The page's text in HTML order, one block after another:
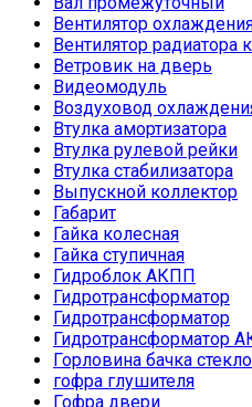
Вентилятор
Вентилятор радиатора
Ветровик на дверь
Видеомодуль
Воздуховод
Втулка амортизатора
Втулка рулевой рейки
Втулка стабилизатора
Выпускной коллектор
Габарит
Гайка колесная
Гайка ступичная
Гидроблок АКПП
Гидротрансформатор
Гидротрансформатор
Гидротрансформатор
Горловина бачка
гофра глушителя
Гофра двери